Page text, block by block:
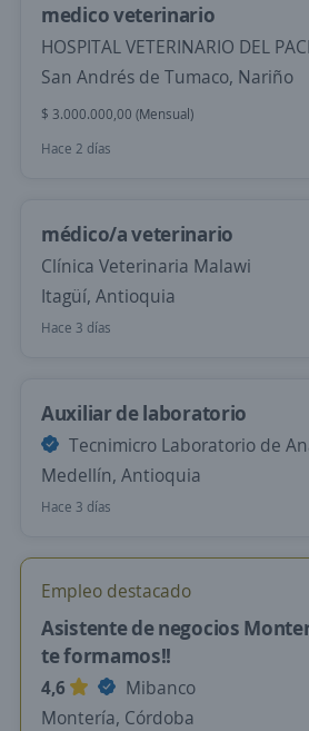
medico veterinario
HOSPITAL VETERINARIO DEL
San Andrés de Tumaco, Nariño
$ 3.000.000,00 (Mensual)
Hace 2 días
médico/a veterinario
Clínica Veterinaria Malawi
Itagüí, Antioquia
Hace 3 días
Auxiliar de laboratorio
Tecnimicro Laboratorio de
Medellín, Antioquia
Hace 3 días
Empleo destacado
Asistente de negocios
te formamos!!
4,6
Mibanco
Montería, Córdoba